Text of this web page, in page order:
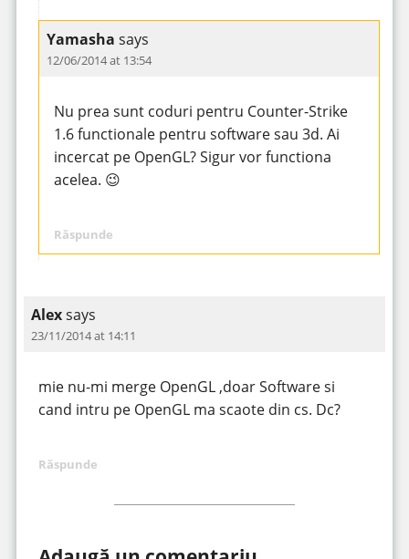
Yamasha says
12/06/2014 at 13:54
Nu prea sunt coduri pentru Counter-Strike
1.6 functionale pentru software sau 3d. Ai
incercat pe OpenGL? Sigur vor functiona
acelea. 😉
Răspunde
Alexsays
23/11/2014 at 14:11
mie nu-mi merge OpenGL ,doar Software si
cand intru pe OpenGL ma scaote din cs. Dc?
Răspunde